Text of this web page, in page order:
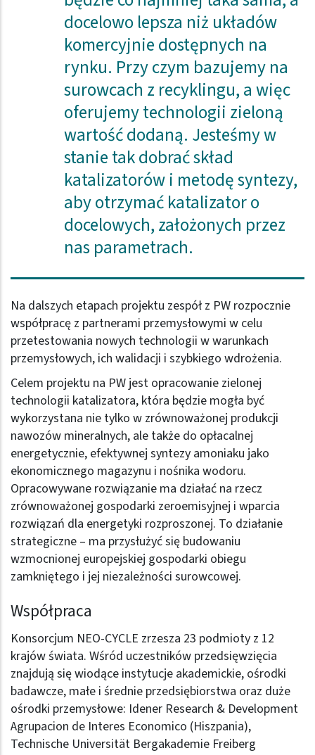
docelowo lepsza niż układów
komercyjnie dostępnych na
rynku. Przy czym bazujemy na
surowcach z recyklingu, a więc
oferujemy technologii zieloną
wartość dodaną. Jesteśmy w
stanie tak dobrać skład
katalizatorów i metodę syntezy,
aby otrzymać katalizator o
docelowych, założonych przez
nas parametrach.
Na dalszych etapach projektu zespół z PW rozpocznie
współpracę z partnerami przemysłowymi w celu
przetestowania nowych technologii w warunkach
przemysłowych, ich walidacji i szybkiego wdrożenia.
Celem projektu na PW jest opracowanie zielonej
technologii katalizatora, która będzie mogła być
wykorzystana nie tylko w zrównoważonej produkcji
nawozów mineralnych, ale także do opłacalnej
energetycznie, efektywnej syntezy amoniaku jako
ekonomicznego magazynu i nośnika wodoru.
Opracowywane rozwiązanie ma działać na rzecz
zrównoważonej gospodarki zeroemisyjnej i wparcia
rozwiązań dla energetyki rozproszonej. To działanie
strategiczne – ma przysłużyć się budowaniu
wzmocnionej europejskiej gospodarki obiegu
zamkniętego i jej niezależności surowcowej.
Współpraca
Konsorcjum NEO-CYCLE zrzesza 23 podmioty z 12
krajów świata. Wśród uczestników przedsięwzięcia
znajdują się wiodące instytucje akademickie, ośrodki
badawcze, małe i średnie przedsiębiorstwa oraz duże
ośrodki przemysłowe: Idener Research & Development
Agrupacion de Interes Economico (Hiszpania),
Technische Universität Bergakademie Freiberg